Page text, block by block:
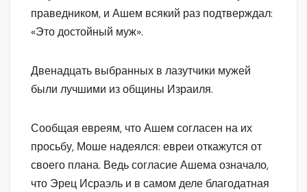
праведником, и Ашем всякий раз подтверждал:
«Это достойный муж».
Двенадцать выбранных в лазутчики мужей
были лучшими из общины Израиля.
Сообщая евреям, что Ашем согласен на их
просьбу, Моше надеялся: евреи откажутся от
своего плана. Ведь согласие Ашема означало,
что Эрец Исраэль и в самом деле благодатная